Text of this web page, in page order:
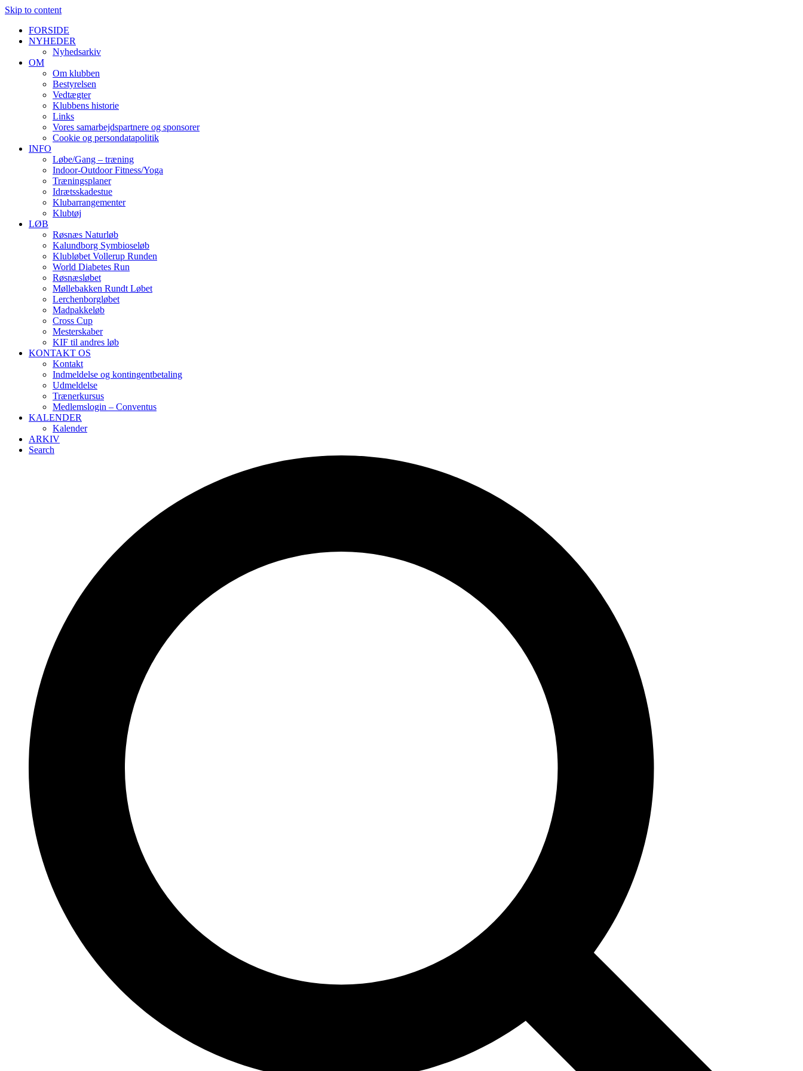
Skip to content
FORSIDE
NYHEDER
Nyhedsarkiv
OM
Om klubben
Bestyrelsen
Vedtægter
Klubbens historie
Links
Vores samarbejdspartnere og sponsorer
Cookie og persondatapolitik
INFO
Løbe/Gang – træning
Indoor-Outdoor Fitness/Yoga
Træningsplaner
Idrætsskadestue
Klubarrangementer
Klubtøj
LØB
Røsnæs Naturløb
Kalundborg Symbioseløb
Klubløbet Vollerup Runden
World Diabetes Run
Røsnæsløbet
Møllebakken Rundt Løbet
Lerchenborgløbet
Madpakkeløb
Cross Cup
Mesterskaber
KIF til andres løb
KONTAKT OS
Kontakt
Indmeldelse og kontingentbetaling
Udmeldelse
Trænerkursus
Medlemslogin – Conventus
KALENDER
Kalender
ARKIV
Search